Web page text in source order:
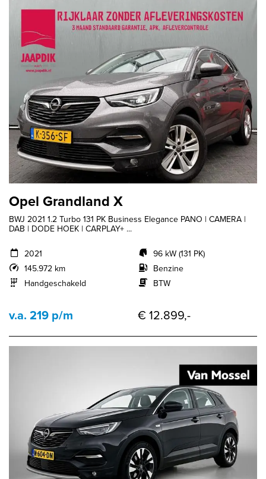
Opel Grandland X
BWJ 2021 1.2 Turbo 131 PK Business Elegance PANO | CAMERA |
DAB | DODE HOEK | CARPLAY+ ...
2021
145.972 km
Handgeschakeld
96 kW (131 PK)
Benzine
BTW
v.a. 219 p/m € 12.899,-